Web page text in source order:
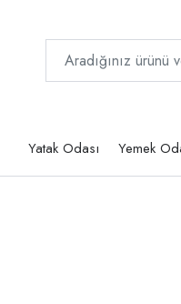
Yatak Odası Yemek